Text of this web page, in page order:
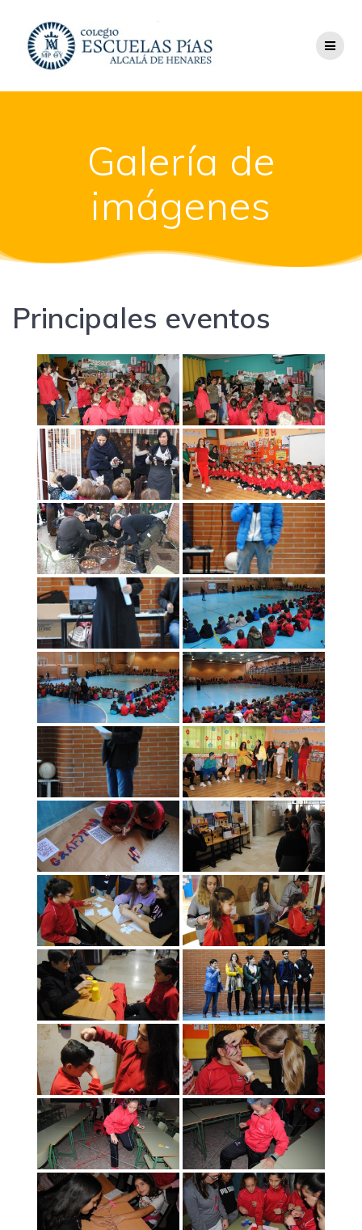
contenido
Galería de
imágenes
Principales eventos